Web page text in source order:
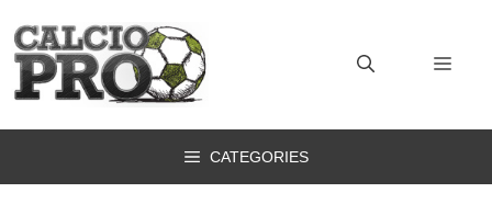
contenuto
CATEGORIES